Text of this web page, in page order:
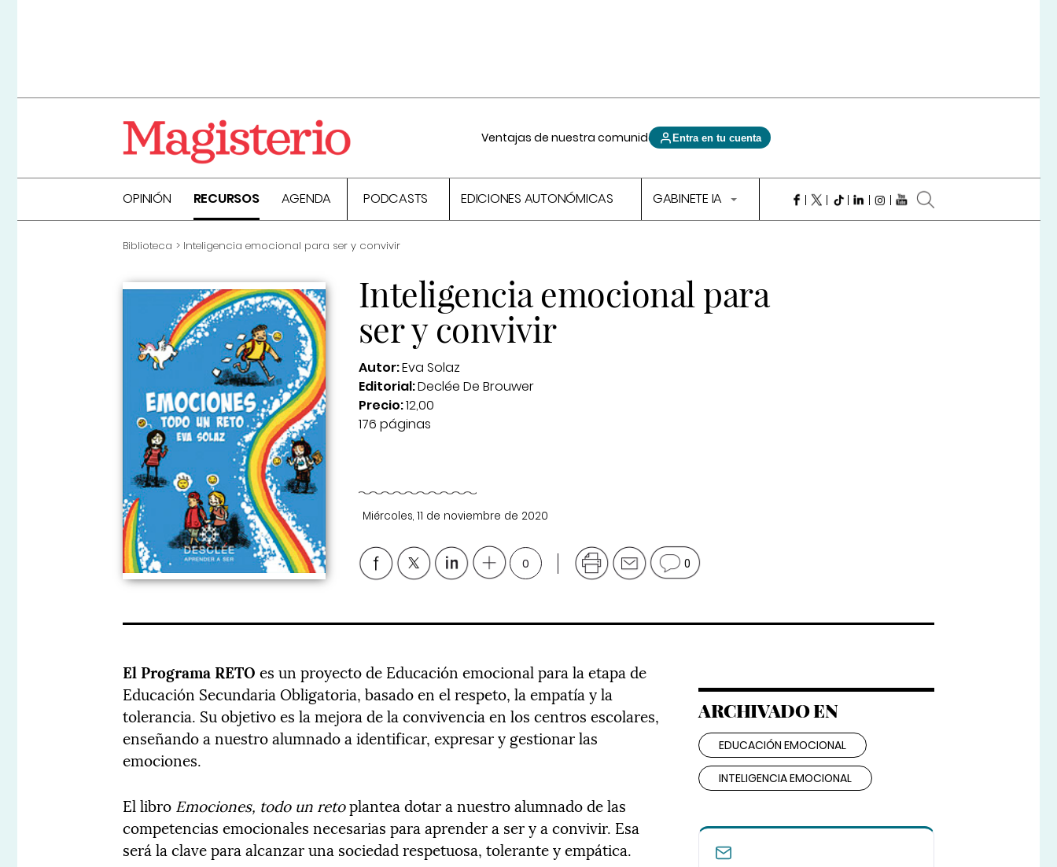
Ventajas de nuestra comunidad Entra en tu cuenta
OPINIÓN RECURSOS AGENDA PODCASTS EDICIONES AUTONÓMICAS GABINETE IA
Biblioteca Inteligencia emocional para ser y convivir
Inteligencia emocional para
ser y convivir
Autor:Eva Solaz
Editorial:Declée De Brouwer
Precio:12,00
176 páginas
Miércoles, 11 de noviembre de 2020
0 0
El Programa RETO es un proyecto de Educación emocional para la etapa de
Educación Secundaria Obligatoria, basado en el respeto, la empatía y la
tolerancia. Su objetivo es la mejora de la convivencia en los centros escolares,
enseñando a nuestro alumnado a identificar, expresar y gestionar las
emociones.
El libro Emociones, todo un retoplantea dotar a nuestro alumnado de las
competencias emocionales necesarias para aprender a ser y a convivir. Esa
será la clave para alcanzar una sociedad respetuosa, tolerante y empática.
ARCHIVADO EN
EDUCACIÓN EMOCIONAL
INTELIGENCIA EMOCIONAL